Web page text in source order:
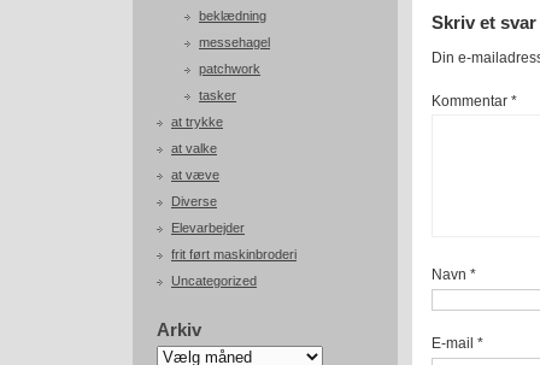
beklædning
messehagel
patchwork
tasker
at trykke
at valke
at væve
Diverse
Elevarbejder
frit ført maskinbroderi
Uncategorized
Arkiv
Arkiv
Skriv et svar
Din e-
Kommentar *
Navn *
E-mail *